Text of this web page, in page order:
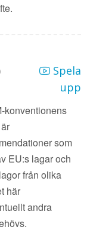
Spela
upp
konventionens
som
EU:s lagar och
från olika
här
andra